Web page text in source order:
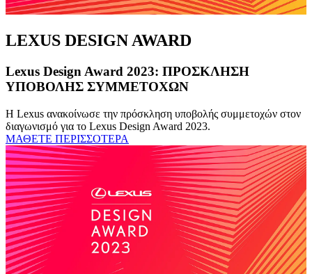
LEXUS DESIGN AWARD
Lexus Design Award 2023: ΠΡΟΣΚΛΗΣΗ
ΥΠΟΒΟΛΗΣ ΣΥΜΜΕΤΟΧΩΝ
Η Lexus ανακοίνωσε την πρόσκληση υποβολής συμμετοχών στον
διαγωνισμό για το Lexus Design Award 2023.
ΜΑΘΕΤΕ ΠΕΡΙΣΣΟΤΕΡΑ